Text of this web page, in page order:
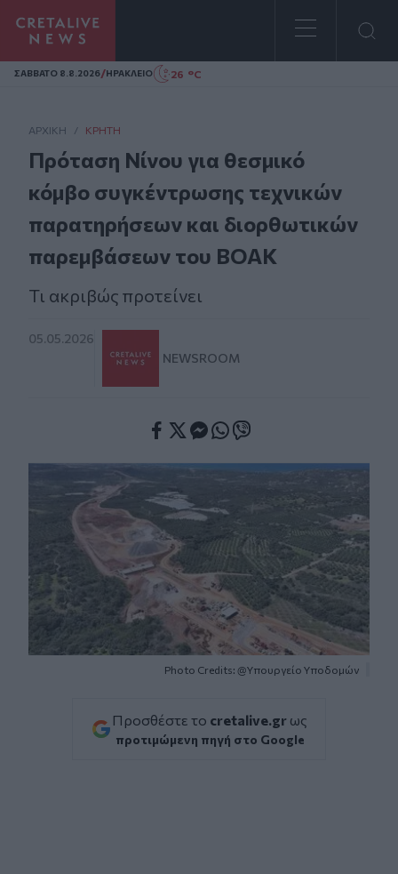
Homepage
ΣAΒΒΑΤΟ 8.8.2026/ΗΡΑΚΛΕΙΟ 26 °C
ΑΡΧΙΚΗ / ΚΡΉΤΗ
Πρόταση Νίνου για θεσμικό
κόμβο συγκέντρωσης τεχνικών
παρατηρήσεων και διορθωτικών
παρεμβάσεων του ΒΟΑΚ
Τι ακριβώς προτείνει
05.05.2026
NEWSROOM
Photo Credits: @Υπουργείο Υποδομών
Προσθέστε το cretalive.gr ως
προτιμώμενη πηγή στο Google